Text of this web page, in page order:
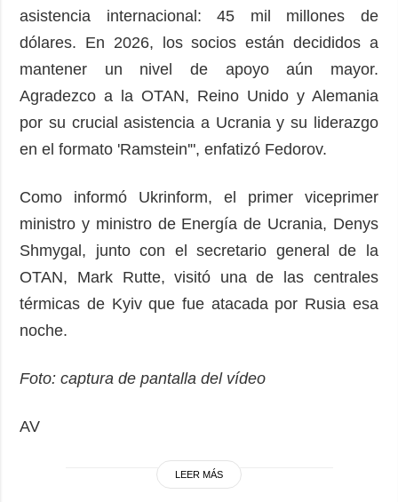
asistencia internacional: 45 mil millones de
dólares. En 2026, los socios están decididos a
mantener un nivel de apoyo aún mayor.
Agradezco a la OTAN, Reino Unido y Alemania
por su crucial asistencia a Ucrania y su liderazgo
en el formato 'Ramstein'", enfatizó Fedorov.
Como informó Ukrinform, el primer viceprimer
ministro y ministro de Energía de Ucrania, Denys
Shmygal, junto con el secretario general de la
OTAN, Mark Rutte, visitó una de las centrales
térmicas de Kyiv que fue atacada por Rusia esa
noche.
Foto: captura de pantalla del vídeo
AV
LEER MÁS